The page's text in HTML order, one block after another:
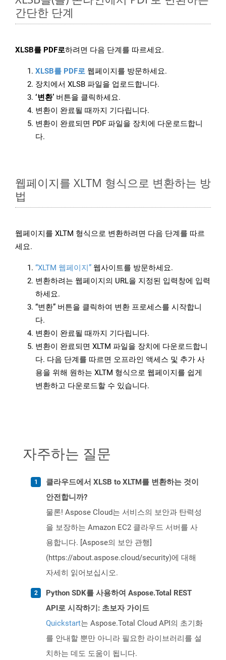
간단한 단계
XLSB를 PDF로하려면 다음 단계를 따르세요.
XLSB를 PDF로 웹페이지를 방문하세요.
장치에서 XLSB 파일을 업로드합니다.
‘변환’ 버튼을 클릭하세요.
변환이 완료될 때까지 기다립니다.
변환이 완료되면 PDF 파일을 장치에 다운로드합니
다.
웹페이지를 XLTM 형식으로 변환하는 방
법
웹페이지를 XLTM 형식으로 변환하려면 다음 단계를 따르
세요.
“XLTM 웹페이지” 웹사이트를 방문하세요.
변환하려는 웹페이지의 URL을 지정된 입력창에 입력
하세요.
“변환” 버튼을 클릭하여 변환 프로세스를 시작합니
다.
변환이 완료될 때까지 기다립니다.
변환이 완료되면 XLTM 파일을 장치에 다운로드합니
다. 다음 단계를 따르면 오프라인 액세스 및 추가 사
용을 위해 원하는 XLTM 형식으로 웹페이지를 쉽게
변환하고 다운로드할 수 있습니다.
자주하는 질문
클라우드에서 XLSB to XLTM를 변환하는 것이
안전합니까?
물론! Aspose Cloud는 서비스의 보안과 탄력성
을 보장하는 Amazon EC2 클라우드 서버를 사
용합니다. [Aspose의 보안 관행]
(https://about.aspose.cloud/security)에 대해
자세히 읽어보십시오.
Python SDK를 사용하여 Aspose.Total REST
API로 시작하기: 초보자 가이드
Quickstart는 Aspose.Total Cloud API의 초기화
를 안내할 뿐만 아니라 필요한 라이브러리를 설
치하는 데도 도움이 됩니다.